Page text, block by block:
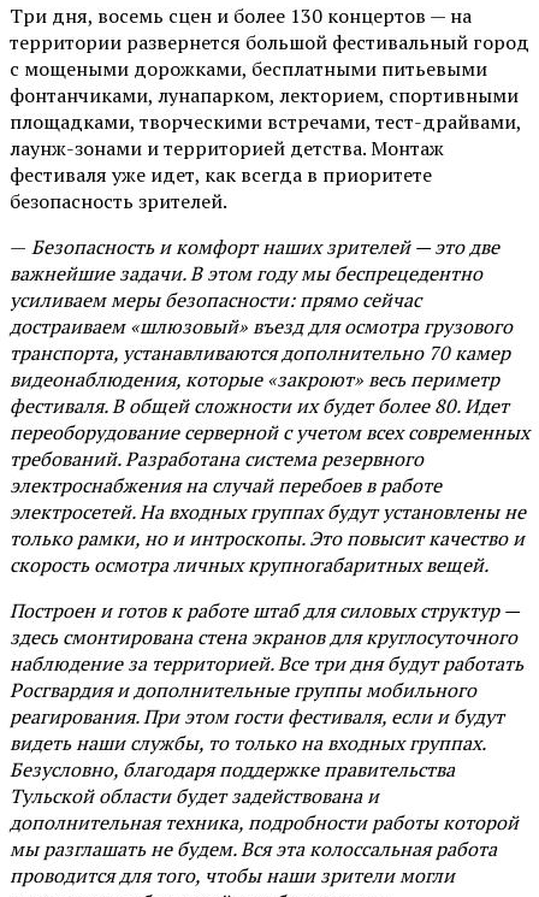
Три дня, восемь сцен и более 130 концертов — на
территории развернется большой фестивальный город
с мощеными дорожками, бесплатными питьевыми
фонтанчиками, лунапарком, лекторием, спортивными
площадками, творческими встречами, тест-драйвами,
лаунж-зонами и территорией детства. Монтаж
фестиваля уже идет, как всегда в приоритете
безопасность зрителей.
— Безопасность и комфорт наших зрителей — это две
важнейшие задачи. В этом году мы беспрецедентно
усиливаем меры безопасности: прямо сейчас
достраиваем «шлюзовый» въезд для осмотра грузового
транспорта, устанавливаются дополнительно 70 камер
видеонаблюдения, которые «закроют» весь периметр
фестиваля. В общей сложности их будет более 80. Идет
переоборудование серверной с учетом всех современных
требований. Разработана система резервного
электроснабжения на случай перебоев в работе
электросетей. На входных группах будут установлены не
только рамки, но и интроскопы. Это повысит качество и
скорость осмотра личных крупногабаритных вещей.
Построен и готов к работе штаб для силовых структур —
здесь смонтирована стена экранов для круглосуточного
наблюдение за территорией. Все три дня будут работать
Росгвардия и дополнительные группы мобильного
реагирования. При этом гости фестиваля, если и будут
видеть наши службы, то только на входных группах.
Безусловно, благодаря поддержке правительства
Тульской области будет задействована и
дополнительная техника, подробности работы которой
мы разглашать не будем. Вся эта колоссальная работа
проводится для того, чтобы наши зрители могли